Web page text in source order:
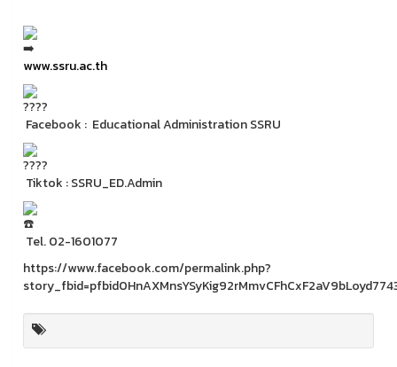
www.ssru.ac.th
Facebook : Educational Administration SSRU
Tiktok : SSRU_ED.Admin
Tel. 02-1601077
https://www.facebook.com/permalink.php?